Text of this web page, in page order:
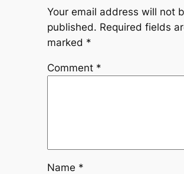
Your email address will not
published. Required fields
marked *
Comment *
Name *